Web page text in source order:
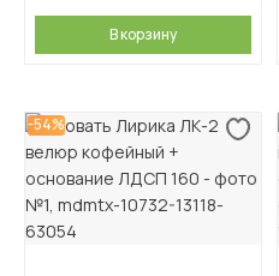
В корзину
-54%